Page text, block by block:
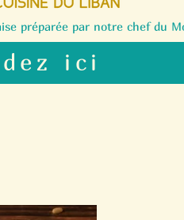
préparée par notre chef du
ici